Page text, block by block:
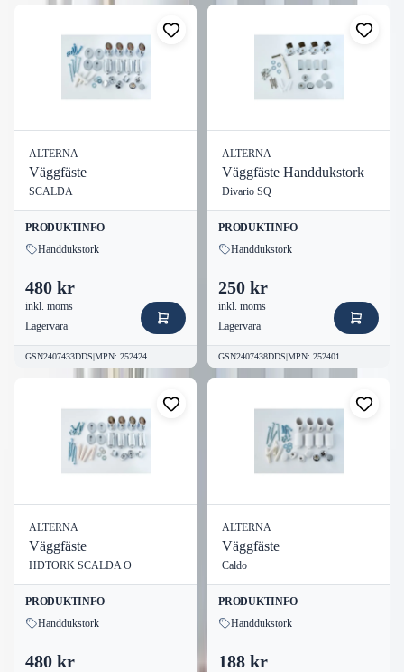
✓ Professionell kvalitet för pålitlig användning
✓ Enkel och snabb montering
✓ Lång livslängd för hållbarhet
Beställ Alterna ALTERNA VFÄSTE CALORE KROMidag
från VVSOutlet. RSK
finns för snabb leverans. Säkerställ
ALTERNA
Väggfäste
SCALDA
PRODUKTINFO
Handdukstork
480 kr
inkl. moms
Lagervara
GSN2407433DDS|MPN: 252424
ALTERNA
Väggfäste Handdukstork
Divario SQ
PRODUKTINFO
Handdukstork
250 kr
inkl. moms
Lagervara
GSN2407438DDS|MPN: 252401
ALTERNA
Väggfäste
HDTORK SCALDA O
PRODUKTINFO
Handdukstork
480 kr
ALTERNA
Väggfäste
Caldo
PRODUKTINFO
Handdukstork
188 kr